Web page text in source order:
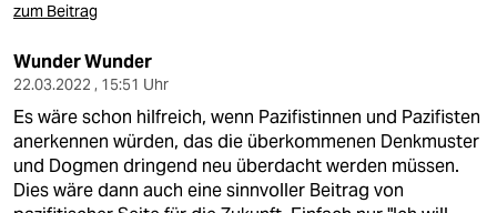
zum Beitrag
Wunder Wunder
22.03.2022 , 15:51 Uhr
Es wäre schon hilfreich, wenn Pazifistinnen und Pazifisten
anerkennen würden, das die überkommenen Denkmuster
und Dogmen dringend neu überdacht werden müssen.
Dies wäre dann auch eine sinnvoller Beitrag von